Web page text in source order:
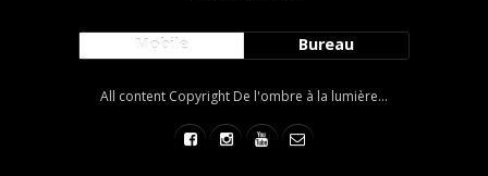
Mobile Bureau
All content Copyright De l'ombre à la lumière...